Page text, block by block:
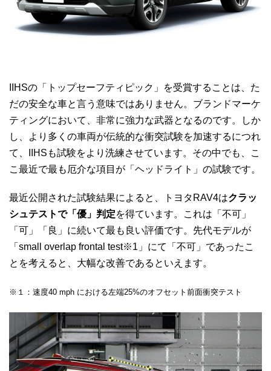
IIHSの「トップセーフティピック」を受賞することは、た
だの安全な車と言う意味ではありません。ブランドマーケ
ティングにおいて、非常に強力な武器となるのです。
しか
し、より多くの車両が伝統的な衝突試験を加速するにつれ
て、IIHSも試験をより洗練させています。その中でも、
こ
こ最近で最も厄介な項目が「ヘッドライト」の試験です。
最近公開された試験結果によると、トヨタRAV4はクラッ
シュテストで「優」判定を得ています。これは「不可」
「可」「良」に続いて最も良い評価です。先代モデルが
「small overlap frontal test※1」にて「不可」であったこ
とを考えると、大幅な改善であるといえます。
※１：速度40 mph における左端25%のオフセット前面衝突テスト